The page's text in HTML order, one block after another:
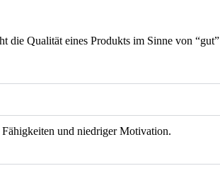
die Qualität eines Produkts im Sinne von “gut”
und niedriger Motivation.